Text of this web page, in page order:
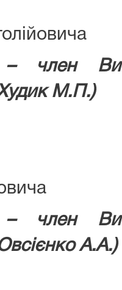
– член
М.П.)
– член
А.А.)